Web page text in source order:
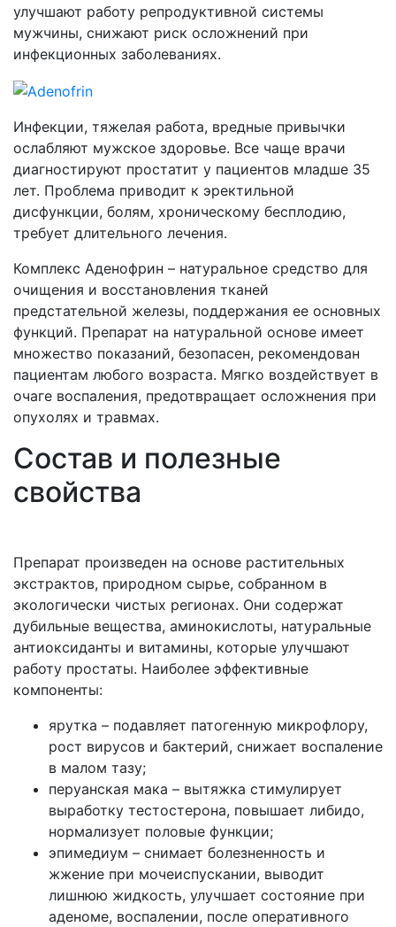
улучшают работу репродуктивной системы
мужчины, снижают риск осложнений при
инфекционных заболеваниях.
Инфекции, тяжелая работа, вредные привычки
ослабляют мужское здоровье. Все чаще врачи
диагностируют простатит у пациентов младше 35
лет. Проблема приводит к эректильной
дисфункции, болям, хроническому бесплодию,
требует длительного лечения.
Комплекс Аденофрин – натуральное средство для
очищения и восстановления тканей
предстательной железы, поддержания ее основных
функций. Препарат на натуральной основе имеет
множество показаний, безопасен, рекомендован
пациентам любого возраста. Мягко воздействует в
очаге воспаления, предотвращает осложнения при
опухолях и травмах.
Состав и полезные
свойства
Препарат произведен на основе растительных
экстрактов, природном сырье, собранном в
экологически чистых регионах. Они содержат
дубильные вещества, аминокислоты, натуральные
антиоксиданты и витамины, которые улучшают
работу простаты. Наиболее эффективные
компоненты:
ярутка – подавляет патогенную микрофлору,
рост вирусов и бактерий, снижает воспаление
в малом тазу;
перуанская мака – вытяжка стимулирует
выработку тестостерона, повышает либидо,
нормализует половые функции;
эпимедиум – снимает болезненность и
жжение при мочеиспускании, выводит
лишнюю жидкость, улучшает состояние при
аденоме, воспалении, после оперативного